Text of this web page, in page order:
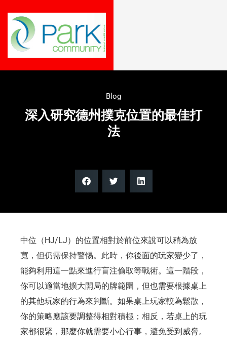
Blog
深入研究德州撲克位置的最佳打
法
中位（HJ/LJ）的位置相對於前位來說可以稍為放
寬，但仍需保持警惕。此時，你後面的玩家變少了，
能夠利用這一點來進行盲注偷取等戰術。這一階段，
你可以適當地擴大開局的牌範圍，但也需要根據桌上
的其他玩家的行為來判斷。如果桌上玩家較為鬆散，
你的策略應該要調整得相對積極；相反，若桌上的玩
家都很緊，那麼你就需要小心行事，避免受到威脅。